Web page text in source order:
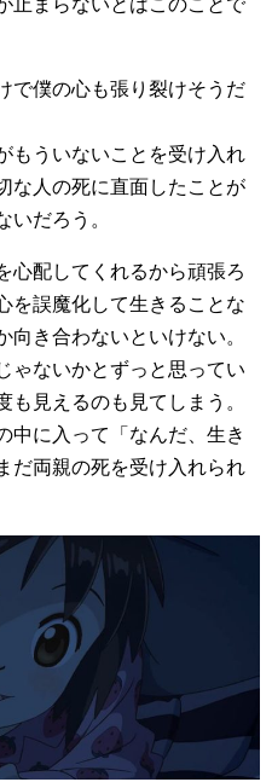
で僕の心も張り裂けそうだ
もういないことを受け入れ
な人の死に直面したことが
いだろう。
心配してくれるから頑張ろ
を誤魔化して生きることな
向き合わないといけない。
ゃないかとずっと思ってい
も見えるのも見てしまう。
中に入って「なんだ、生き
だ両親の死を受け入れられ